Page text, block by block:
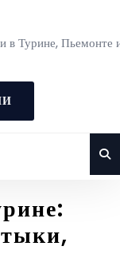
в Турине, Пьемонте